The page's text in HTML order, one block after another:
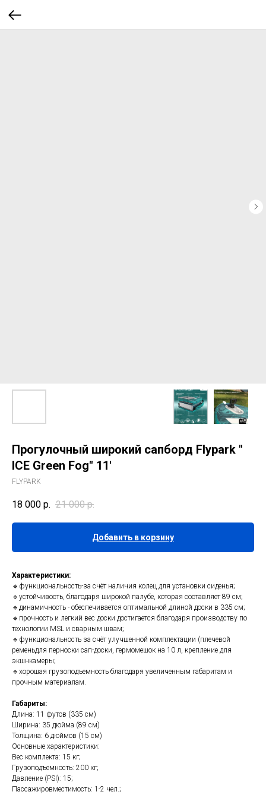
Прогулочный широкий сапборд Flypark "
ICE Green Fog" 11'
FLYPARK
18 000 р. 21 000 р.
Добавить в корзину
Характеристики:
🔹функциональность-за счёт наличия колец для установки сиденья;
🔹устойчивость, благодаря широкой палубе, которая составляет 89 см;
🔹динамичность - обеспечивается оптимальной длиной доски в 335 см;
🔹️прочность и легкий вес доски достигается благодаря производству по
технологии MSL и сварным швам;
🔹функциональность за счёт улучшенной комплектации (плечевой
ременьдля перноски сап-доски, гермомешок на 10 л, крепление для
экшнкамеры;
🔹хорошая грузоподъемность благодаря увеличенным габаритам и
прочным материалам.
Габариты:
Длина: 11 футов (335 см)
Ширина: 35 дюйма (89 см)
Толщина: 6 дюймов (15 см)
Основные характеристики:
Вес комплекта: 15 кг;
Грузоподъемность: 200 кг;
Давление (PSI): 15;
Пассажировместимость: 1-2 чел.;